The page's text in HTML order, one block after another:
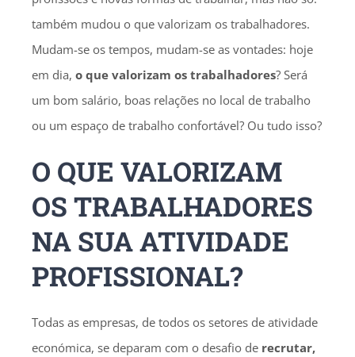
também mudou o que valorizam os trabalhadores.
Mudam-se os tempos, mudam-se as vontades: hoje
em dia, o que valorizam os trabalhadores? Será
um bom salário, boas relações no local de trabalho
ou um espaço de trabalho confortável? Ou tudo isso?
O QUE VALORIZAM
OS TRABALHADORES
NA SUA ATIVIDADE
PROFISSIONAL?
Todas as empresas, de todos os setores de atividade
económica, se deparam com o desafio de recrutar,